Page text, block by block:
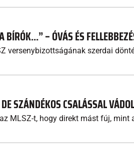
– ÓVÁS ÉS
versenybizottságának szerdai
SZÁNDÉKOS CSALÁSSAL
MLSZ-t, hogy direkt mást fúj, mint